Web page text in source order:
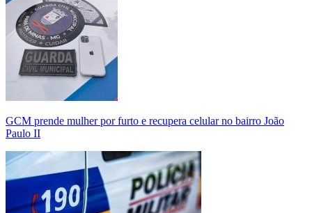
GCM prende mulher por furto e recupera celular no bairro João
Paulo II